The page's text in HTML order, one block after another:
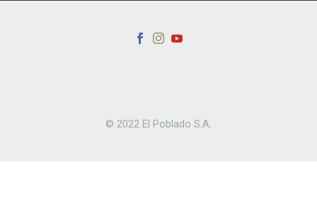
© 2022 El Poblado S.A.